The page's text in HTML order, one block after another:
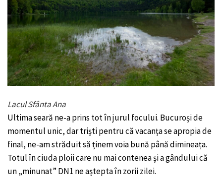
Lacul Sfânta Ana
Ultima seară ne-a prins tot în jurul focului. Bucuroși de
momentul unic, dar triști pentru că vacanța se apropia de
final, ne-am străduit să ținem voia bună până dimineața.
Totul în ciuda ploii care nu mai contenea și a gândului că
un „minunat” DN1 ne aștepta în zorii zilei.